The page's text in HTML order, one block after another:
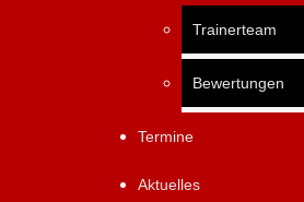
Trainerteam
Bewertungen
Termine
Aktuelles